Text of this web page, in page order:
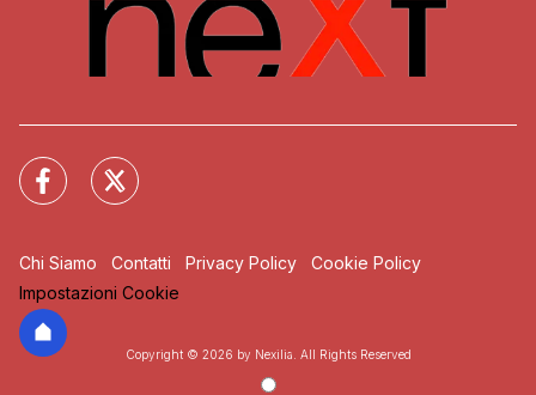
Chi Siamo Contatti Privacy Policy
Cookie Policy
Impostazioni Cookie
Copyright © 2026 by Nexilia. All Rights Reserved